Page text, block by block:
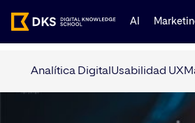
AI
Analítica Digital Usabilidad UX